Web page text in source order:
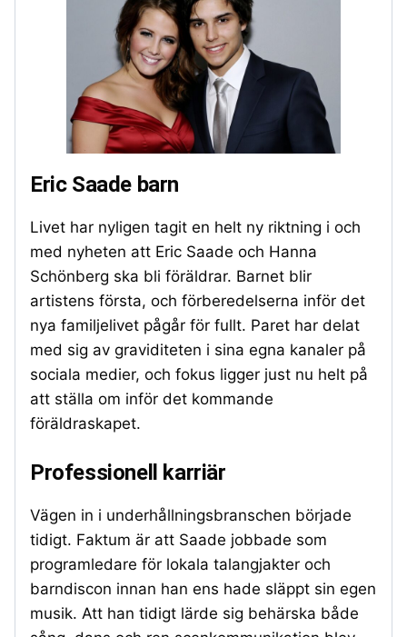
Eric Saade barn
Livet har nyligen tagit en helt ny riktning i och
med nyheten att Eric Saade och Hanna
Schönberg ska bli föräldrar. Barnet blir
artistens första, och förberedelserna inför det
nya familjelivet pågår för fullt. Paret har delat
med sig av graviditeten i sina egna kanaler på
sociala medier, och fokus ligger just nu helt på
att ställa om inför det kommande
föräldraskapet.
Professionell karriär
Vägen in i underhållningsbranschen började
tidigt. Faktum är att Saade jobbade som
programledare för lokala talangjakter och
barndiscon innan han ens hade släppt sin egen
musik. Att han tidigt lärde sig behärska både